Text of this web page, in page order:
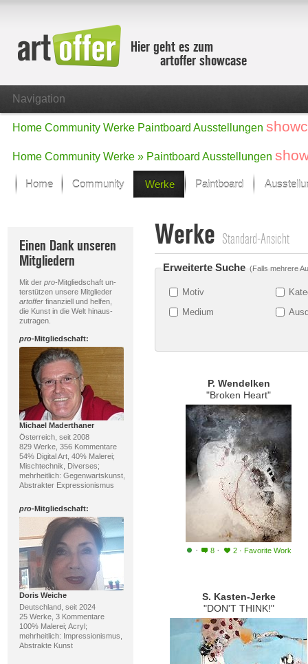
Hier geht es zum
artoffer showcase
Navigation
Home Community Werke Paintboard Ausstellungen
Home Community Werke » Paintboard Ausstellungen
Home Community Werke
Der letzte Monat im Fokus
Alle Fokus-Werke
Standard-Ansicht
Neue Werke – Auswahl
Alle neuen Werke
Paintboard
Einen Dank unseren
Mitgliedern
Mit der pro-Mitgliedschaft un-
terstützen unsere Mitglieder
artofferfinanziell und helfen,
die Kunst in die Welt hinaus-
zutragen.
pro-Mitgliedschaft:
Michael Maderthaner
Österreich, seit 2008
829 Werke, 356 Kommentare
54% Digital Art, 40% Malerei;
Mischtechnik, Diverses;
mehrheitlich: Gegenwartskunst,
Abstrakter Expressionismus
pro-Mitgliedschaft:
Doris Weiche
Deutschland, seit 2024
25 Werke, 3 Kommentare
100% Malerei; Acryl;
mehrheitlich: Impressionismus,
Abstrakte Kunst
Werke Standard-Ansicht
Erweiterte Suche (Falls mehrere
Motiv
Medium
P. Wendelken
"Broken Heart"
· 8 · 2 · Favorite Work
S. Kasten-Jerke
"DON'T THINK!"